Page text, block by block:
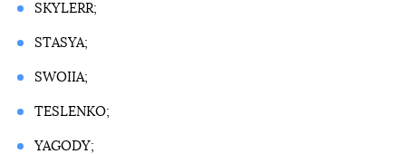
SKYLERR;
STASYA;
SWOIIA;
TESLENKO;
YAGODY;